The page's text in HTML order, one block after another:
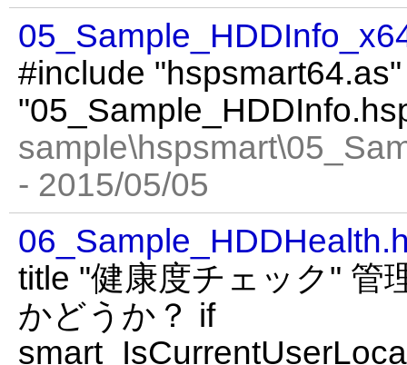
#include
- 2015/05/05
title "健康度チェック" 管
かどうか？ if